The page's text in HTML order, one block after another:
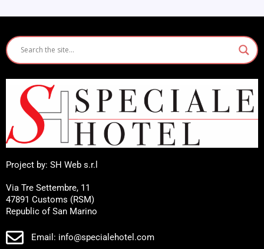
Project by: SH Web s.r.l
Via Tre Settembre, 11
47891 Customs (RSM)
Republic of San Marino
Email: info@specialehotel.com